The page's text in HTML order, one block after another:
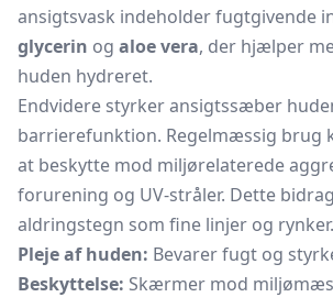
ansigtsvask indeholder fugtgivende
glycerin og aloe vera, der hjælper
huden hydreret.
Endvidere styrker ansigtssæber
barrierefunktion. Regelmæssig brug
at beskytte mod miljørelaterede
forurening og UV-stråler. Dette
aldringstegn som fine linjer og rynker.
Pleje af huden: Bevarer fugt og
Beskyttelse: Skærmer mod